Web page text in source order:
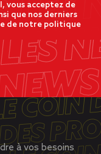
vous acceptez de
que nos derniers
de notre politique
à vos besoins